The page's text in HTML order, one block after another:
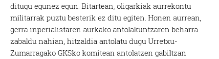
ditugu egunez egun. Bitartean, oligarkiak aurrekontu
militarrak puztu besterik ez ditu egiten. Honen aurrean,
gerra inperialistaren aurkako antolakuntzaren beharra
zabaldu nahian, hitzaldia antolatu dugu Urretxu-
Zumarragako GKSko komitean antolatzen gabiltzan